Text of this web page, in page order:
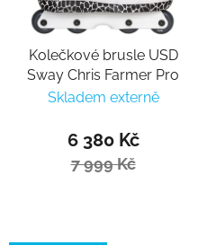
Kolečkové brusle USD
Sway Chris Farmer Pro
Skladem externě
6 380 Kč
7 999 Kč